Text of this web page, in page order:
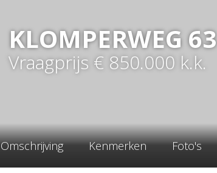
KLOMPERWEG63
Vraagprijs € 850.000 k.k.
Omschrijving Kenmerken Foto's